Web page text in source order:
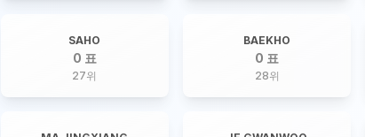
SAHO
0 표
27위
BAEKHO
0 표
28위